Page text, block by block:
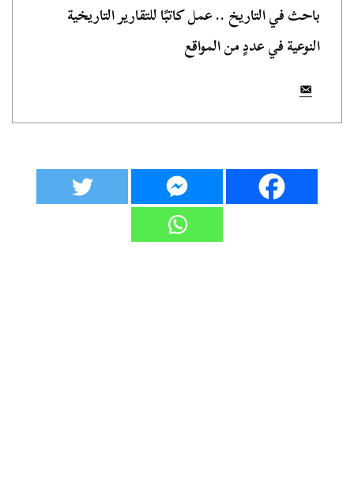
باحث في التاريخ .. عمل كاتبًا للتقارير التاريخية
النوعية في عددٍ من المواقع